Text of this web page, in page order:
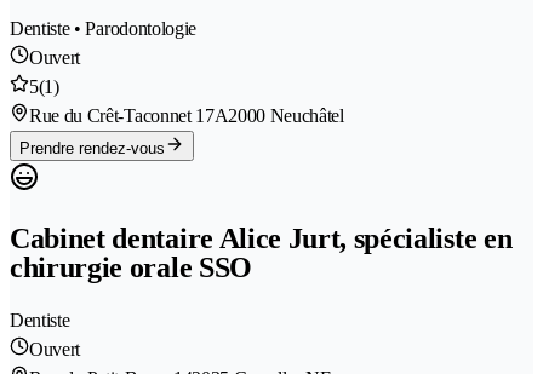
Dentiste • Parodontologie
Ouvert
5(1)
Rue du Crêt-Taconnet 17A2000 Neuchâtel
Prendre rendez-vous
Cabinet dentaire Alice Jurt, spécialiste en
chirurgie orale SSO
Dentiste
Ouvert